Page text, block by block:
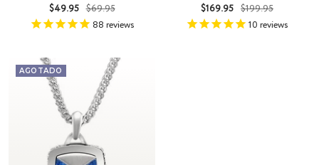
Precio
de
$49.95 Precio
normal
$69.95
88 reviews
Precio
de
$169.95 Precio
normal
$199.95
10 reviews
AGOTADO